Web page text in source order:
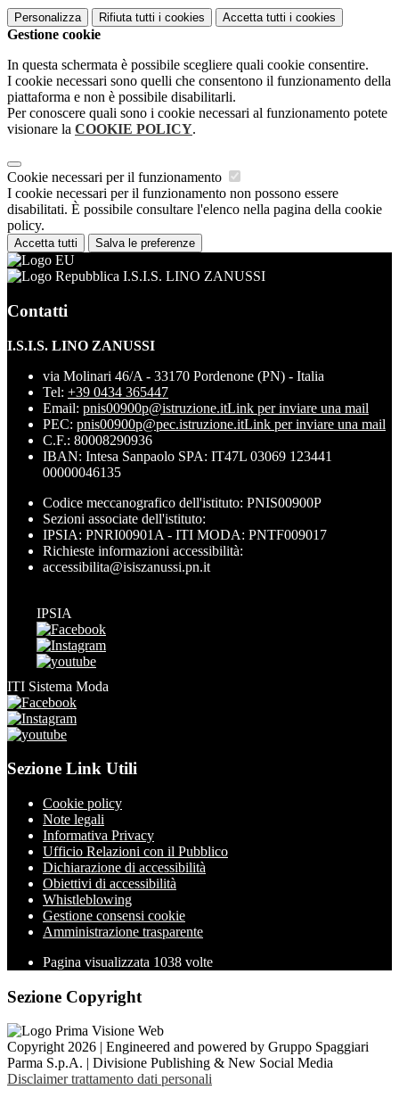
Personalizza Rifiuta tutti i cookies Accetta tutti i cookies
Gestione cookie
In questa schermata è possibile scegliere quali cookie consentire.
I cookie necessari sono quelli che consentono il funzionamento della
piattaforma e non è possibile disabilitarli.
Per conoscere quali sono i cookie necessari al funzionamento potete
visionare la COOKIE POLICY.
Cookie necessari per il funzionamento
I cookie necessari per il funzionamento non possono essere
disabilitati. È possibile consultare l'elenco nella pagina della cookie
policy.
Accetta tutti Salva le preferenze
I.S.I.S. LINO ZANUSSI
Contatti
I.S.I.S. LINO ZANUSSI
via Molinari 46/A - 33170 Pordenone (PN) - Italia
Tel: +39 0434 365447
Email: pnis00900p@istruzione.itLink per inviare una mail
PEC: pnis00900p@pec.istruzione.itLink per inviare una mail
C.F.: 80008290936
IBAN: Intesa Sanpaolo SPA: IT47L 03069 123441
00000046135
Codice meccanografico dell'istituto: PNIS00900P
Sezioni associate dell'istituto:
IPSIA: PNRI00901A - ITI MODA: PNTF009017
Richieste informazioni accessibilità:
accessibilita@isiszanussi.pn.it
IPSIA
ITI Sistema Moda
Sezione Link Utili
Cookie policy
Note legali
Informativa Privacy
Ufficio Relazioni con il Pubblico
Dichiarazione di accessibilità
Obiettivi di accessibilità
Whistleblowing
Gestione consensi cookie
Amministrazione trasparente
Pagina visualizzata 1038 volte
Sezione Copyright
Copyright 2026 | Engineered and powered by Gruppo Spaggiari
Parma S.p.A. | Divisione Publishing & New Social Media
Disclaimer trattamento dati personali